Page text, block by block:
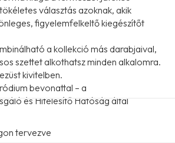
választás azoknak, akik
figyelemfelkeltő kiegészítőt
a kollekció más darabjaival,
szettet alkothatsz minden alkalomra.
kivitelben.
bevonattal – a
és Hitelesítő Hatóság által
tervezve